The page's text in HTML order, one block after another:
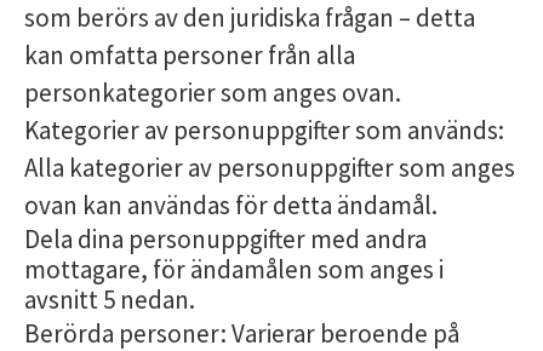
som berörs av den juridiska frågan – detta
kan omfatta personer från alla
personkategorier som anges ovan.
Kategorier av personuppgifter som används:
Alla kategorier av personuppgifter som anges
ovan kan användas för detta ändamål.
Dela dina personuppgifter med andra
mottagare, för ändamålen som anges i
avsnitt 5 nedan.
Berörda personer: Varierar beroende på